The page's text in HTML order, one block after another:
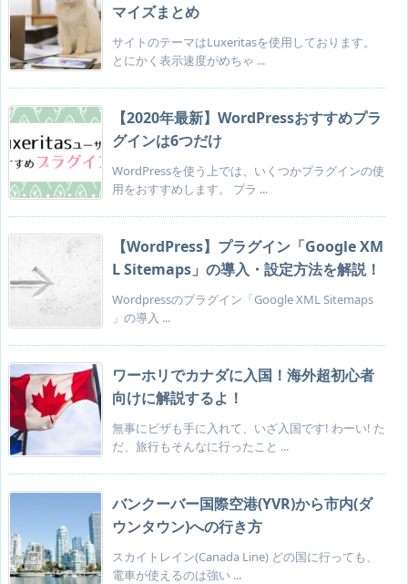
マイズまとめ
サイトのテーマはLuxeritasを使用しております。
とにかく表示速度がめちゃ ...
【2020年最新】WordPressおすすめプラ
グインは6つだけ
WordPressを使う上では、いくつかプラグインの使
用をおすすめします。 プラ ...
【WordPress】プラグイン「Google XM
L Sitemaps」の導入・設定方法を解説！
Wordpressのプラグイン「Google XML Sitemaps
」の導入 ...
ワーホリでカナダに入国！海外超初心者
向けに解説するよ！
無事にビザも手に入れて、いざ入国です! わーい! た
だ、旅行もそんなに行ったこと ...
バンクーバー国際空港(YVR)から市内(ダ
ウンタウン)への行き方
スカイトレイン(Canada Line) どの国に行っても、
電車が使えるのは強い ...